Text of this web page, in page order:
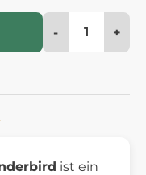
- +
ist ein